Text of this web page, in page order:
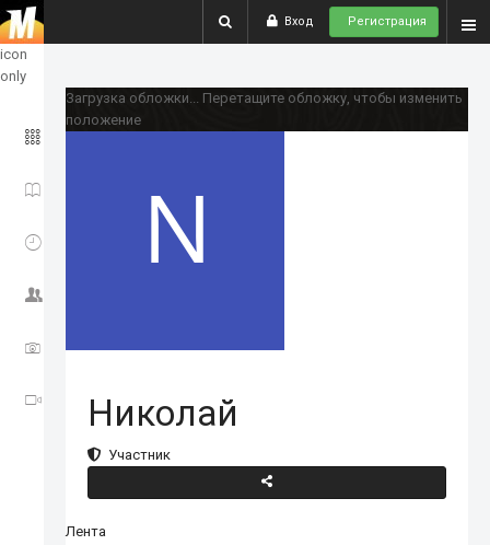
Вход Регистрация
show
icon
only
ГЛАВНОЕ
ВИДЕО
Загрузка обложки... Перетащите обложку, чтобы изменить
положение
Николай
Участник
Лента